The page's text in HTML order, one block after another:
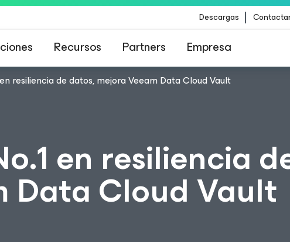
Descargas
Recursos Partners Empresa
resiliencia de datos, mejora Veeam Data Cloud Vault
en resiliencia
Data Cloud Vault